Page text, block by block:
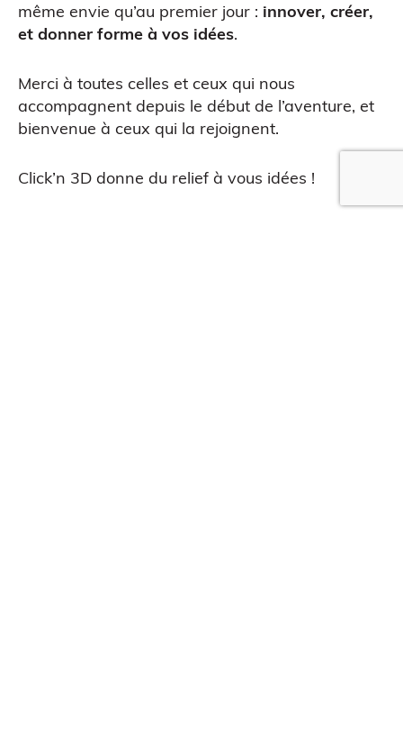
même envie qu’au premier jour : innover, créer,
et donner forme à vos idées.
Merci à toutes celles et ceux qui nous
accompagnent depuis le début de l’aventure, et
bienvenue à ceux qui la rejoignent.
Click’n 3D donne du relief à vous idées !